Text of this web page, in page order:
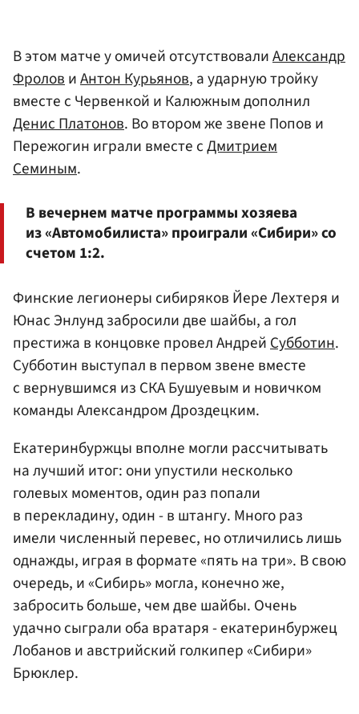
В этом матче у омичей отсутствовалиАлександр
ФроловиАнтон Курьянов, а ударную тройку
вместе с Червенкой и Калюжным дополнил
Денис Платонов. Во втором же звене Попов и
Пережогин играли вместе сДмитрием
Семиным.
В вечернем матче программы хозяева
из «Автомобилиста» проиграли «Сибири» со
счетом 1:2.
Финские легионеры сибиряков Йере Лехтеря и
Юнас Энлунд забросили две шайбы, а гол
престижа в концовке провел АндрейСубботин.
Субботин выступал в первом звене вместе
с вернувшимся из СКА Бушуевым и новичком
команды Александром Дроздецким.
Екатеринбуржцы вполне могли рассчитывать
на лучший итог: они упустили несколько
голевых моментов, один раз попали
в перекладину, один - в штангу. Много раз
имели численный перевес, но отличились лишь
однажды, играя в формате «пять на три». В свою
очередь, и «Сибирь» могла, конечно же,
забросить больше, чем две шайбы. Очень
удачно сыграли оба вратаря - екатеринбуржец
Лобанов и австрийский голкипер «Сибири»
Брюклер.